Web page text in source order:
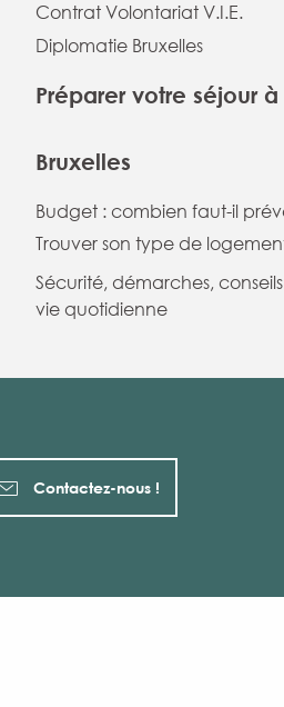
Contrat Volontariat V.I.E.
Diplomatie Bruxelles
Préparer votre séjour à
Bruxelles
Budget : combien faut-il
Trouver son type de
Sécurité, démarches,
vie quotidienne
Contactez-nous !